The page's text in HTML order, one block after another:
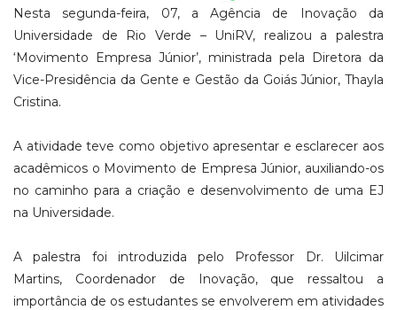
Nesta segunda-feira, 07, a Agência de Inovação da
Universidade de Rio Verde – UniRV, realizou a palestra
‘Movimento Empresa Júnior’, ministrada pela Diretora da
Vice-Presidência da Gente e Gestão da Goiás Júnior, Thayla
Cristina.
A atividade teve como objetivo apresentar e esclarecer aos
acadêmicos o Movimento de Empresa Júnior, auxiliando-os
no caminho para a criação e desenvolvimento de uma EJ
na Universidade.
A palestra foi introduzida pelo Professor Dr. Uilcimar
Martins, Coordenador de Inovação, que ressaltou a
importância de os estudantes se envolverem em atividades